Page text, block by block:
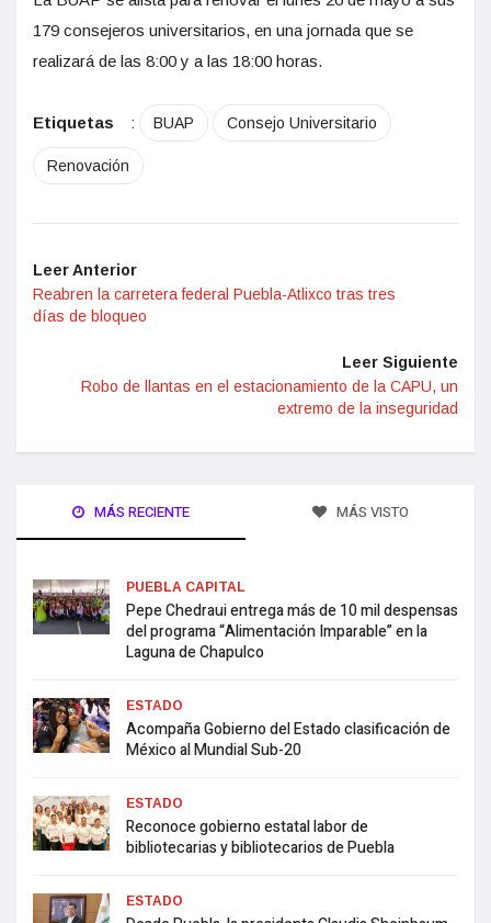
179 consejeros universitarios, en una jornada que se
realizará de las 8:00 y a las 18:00 horas.
Etiquetas : BUAP Consejo Universitario
Renovación
Leer Anterior
Reabren la carretera federal Puebla-Atlixco tras tres
días de bloqueo
Leer Siguiente
Robo de llantas en el estacionamiento de la CAPU, un
extremo de la inseguridad
MÁS RECIENTE MÁS VISTO
PUEBLA CAPITAL
Pepe Chedraui entrega más de 10 mil despensas
del programa “Alimentación Imparable” en la
Laguna de Chapulco
ESTADO
Acompaña Gobierno del Estado clasificación de
México al Mundial Sub-20
ESTADO
Reconoce gobierno estatal labor de
bibliotecarias y bibliotecarios de Puebla
ESTADO